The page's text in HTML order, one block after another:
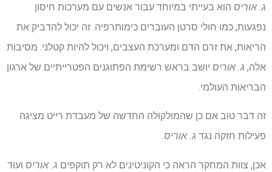
ג. אוריס הוא בעייתי במיוחד עבור אנשים עם מערכות חיסון
נפגעות, כמו חולי סרטן העוברים כימותרפיה. זה יכול להדביק את
הריאות, את זרם הדם ומערכת העצבים, ויכול להיות קטלני. מסיבות
אלה, ג. אוריס יושב בראש רשימת הפתוגנים הפטרייתיים של ארגון
הבריאות העולמי.
זה דבר טוב אם כן שהמולקולה החדשה של מעבדת רייט מציגה
פעילות חזקה נגד ג. אוריס.
אכן, צוות המחקר הראה כי הקוניטינים לא רק תוקפים ג. אוריס ועוד